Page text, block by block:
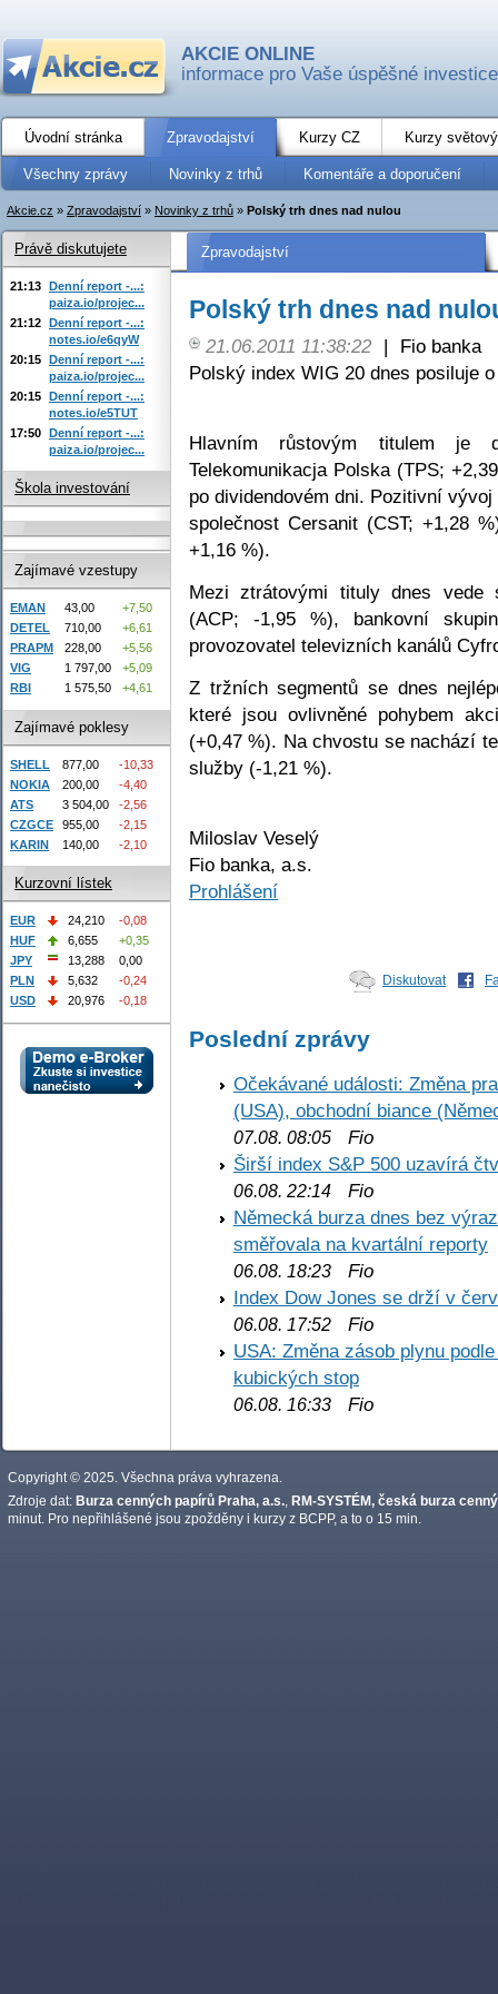
AKCIE ONLINE
informace pro Vaše úspěšné investice
Úvodní stránka Zpravodajství Kurzy CZ Kurzy
Všechny zprávy Novinky z trhů Komentáře a doporučení
Akcie.cz » Zpravodajství » Novinky z trhů » Polský trh dnes nad nulou
Zpravodajství
Polský trh dnes nad
21.06.2011 11:38:22 |
Fio banka
Polský index WIG 20 dnes posiluje
Hlavním růstovým titulem je
Telekomunikacja Polska (TPS;
po dividendovém dni. Pozitivní
společnost Cersanit (CST; +1,28
+1,16 %).
Mezi ztrátovými tituly dnes vede
(ACP; -1,95 %), bankovní
provozovatel televizních kanálů
Z tržních segmentů se dnes
které jsou ovlivněné pohybem
(+0,47 %). Na chvostu se nachází
služby (-1,21 %).
Miloslav Veselý
Fio banka, a.s.
Prohlášení
Diskutovat
Poslední zprávy
Očekávané události: Změna
(USA), obchodní biance
07.08. 08:05 Fio
Širší index S&P 500 uzavírá
06.08. 22:14 Fio
Německá burza dnes bez
směřovala na kvartální reporty
06.08. 18:23 Fio
Index Dow Jones se drží v
06.08. 17:52 Fio
USA: Změna zásob plynu
kubických stop
06.08. 16:33 Fio
Právě diskutujete
21:13 Denní report -...:
paiza.io/projec...
21:12 Denní report -...:
notes.io/e6qyW
20:15 Denní report -...:
paiza.io/projec...
20:15 Denní report -...:
notes.io/e5TUT
17:50 Denní report -...:
paiza.io/projec...
Škola investování
Zajímavé vzestupy
EMAN 43,00
+7,50
DETEL
710,00
+6,61
PRAPM
228,00
+5,56
VIG
1 797,00
+5,09
RBI
1 575,50 +4,61
Zajímavé poklesy
SHELL 877,00
-10,33
NOKIA
200,00
-4,40
ATS
3 504,00
-2,56
CZGCE
955,00
-2,15
KARIN
140,00 -2,10
Kurzovní lístek
EUR 24,210
-0,08
HUF
6,655
+0,35
JPY
13,288
0,00
PLN
5,632
-0,24
USD
20,976 -0,18
Copyright © 2025. Všechna práva vyhrazena.
Zdroje dat: Burza cenných papírů Praha, a.s., RM-SYSTÉM, česká burza
minut. Pro nepřihlášené jsou zpožděny i kurzy z BCPP, a to o 15 min.